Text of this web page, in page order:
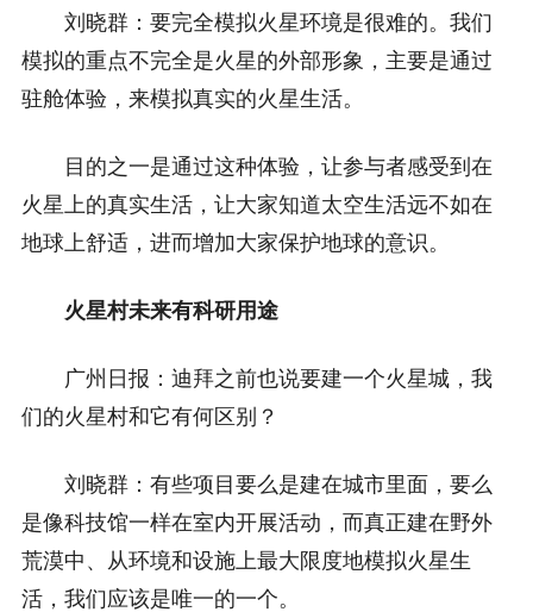
刘晓群：要完全模拟火星环境是很难的。我们
模拟的重点不完全是火星的外部形象，主要是通过
驻舱体验，来模拟真实的火星生活。
目的之一是通过这种体验，让参与者感受到在
火星上的真实生活，让大家知道太空生活远不如在
地球上舒适，进而增加大家保护地球的意识。
火星村未来有科研用途
广州日报：迪拜之前也说要建一个火星城，我
们的火星村和它有何区别？
刘晓群：有些项目要么是建在城市里面，要么
是像科技馆一样在室内开展活动，而真正建在野外
荒漠中、从环境和设施上最大限度地模拟火星生
活，我们应该是唯一的一个。